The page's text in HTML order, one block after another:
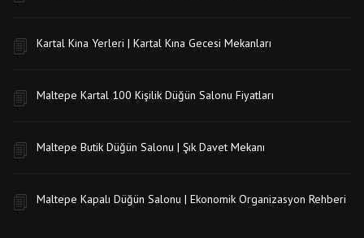
Kartal Kına Yerleri | Kartal Kına Gecesi Mekanları
Maltepe Kartal 100 Kişilik Düğün Salonu Fiyatları
Maltepe Butik Düğün Salonu | Şık Davet Mekanı
Maltepe Kapalı Düğün Salonu | Ekonomik Organizasyon Rehberi